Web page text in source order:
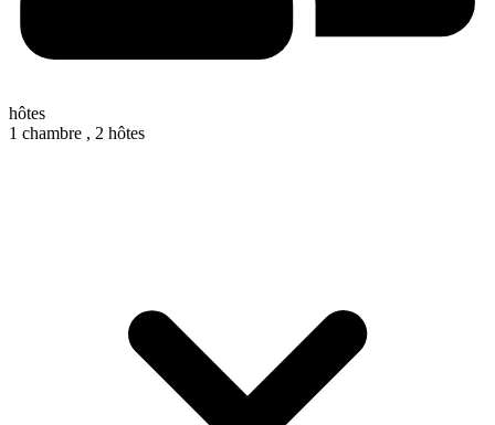
hôtes
1 chambre , 2 hôtes